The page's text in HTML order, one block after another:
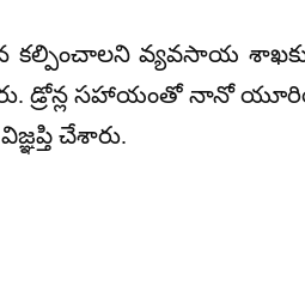
కల్పించాలని వ్యవసాయ
డ్రోన్ల సహాయంతో నానో
చేశారు.